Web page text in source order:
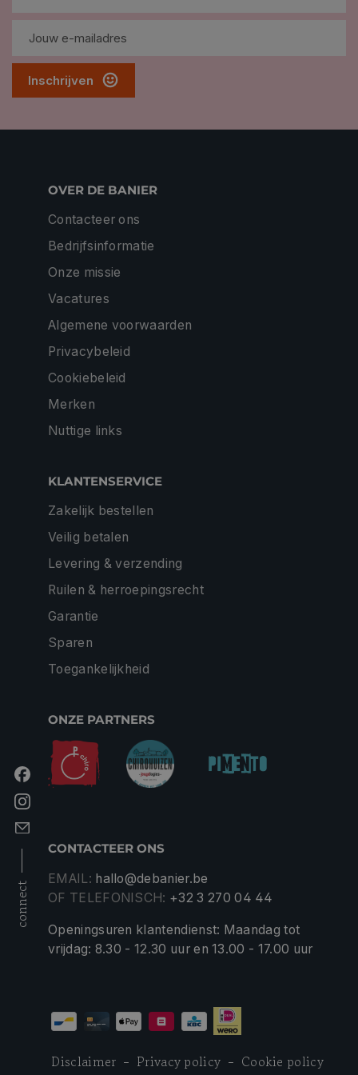
Inschrijven
connect
OVER DE BANIER
Contacteer ons
Bedrijfsinformatie
Onze missie
Vacatures
Algemene voorwaarden
Privacybeleid
Cookiebeleid
Merken
Nuttige links
KLANTENSERVICE
Zakelijk bestellen
Veilig betalen
Levering & verzending
Ruilen & herroepingsrecht
Garantie
Sparen
Toegankelijkheid
ONZE PARTNERS
CONTACTEER ONS
EMAIL: hallo@debanier.be
OF TELEFONISCH: +32 3 270 04 44
Openingsuren klantendienst: Maandag tot
vrijdag: 8.30 - 12.30 uur en 13.00 - 17.00 uur
Disclaimer Privacy policy Cookie policy